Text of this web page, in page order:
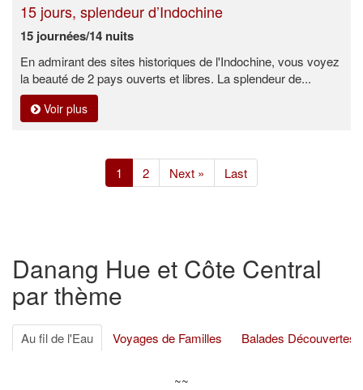
15 jours, splendeur d’Indochine
15 journées/14 nuits
En admirant des sites historiques de l'Indochine, vous voyez
la beauté de 2 pays ouverts et libres. La splendeur de...
Voir plus
1 (current)
2 Next » Last
Danang Hue et Côte Central
par thème
Au fil de l'Eau Voyages de Familles
Balades Découvertes
~~